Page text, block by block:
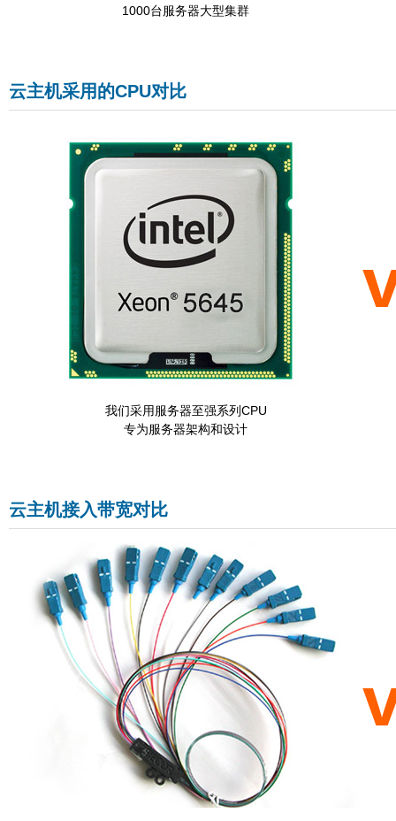
1000台服务器大型集群
云主机采用的CPU对比
我们采用服务器至强系列CPU
专为服务器架构和设计
云主机接入带宽对比